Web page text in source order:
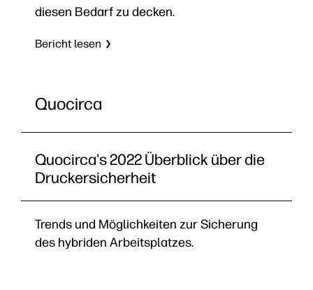
diesen Bedarf zu decken.
Bericht lesen
Quocirca
Quocirca's 2022 Überblick über die
Druckersicherheit
Trends und Möglichkeiten zur Sicherung
des hybriden Arbeitsplatzes.